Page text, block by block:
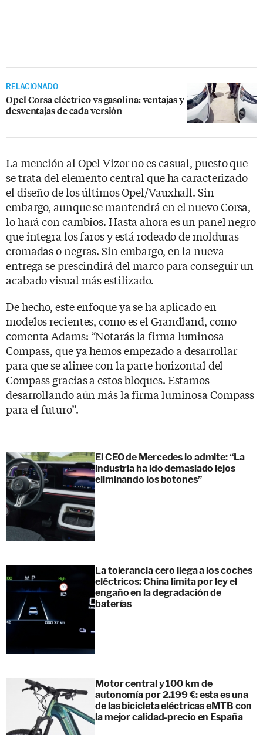
RELACIONADO
Opel Corsa eléctrico vs gasolina: ventajas y
desventajas de cada versión
La mención al Opel Vizor no es casual, puesto que
se trata del elemento central que ha caracterizado
el diseño de los últimos Opel/Vauxhall. Sin
embargo, aunque se mantendrá en el nuevo Corsa,
lo hará con cambios. Hasta ahora es un panel negro
que integra los faros y está rodeado de molduras
cromadas o negras. Sin embargo, en la nueva
entrega se prescindirá del marco para conseguir un
acabado visual más estilizado.
De hecho, este enfoque ya se ha aplicado en
modelos recientes, como es el Grandland, como
comenta Adams: “Notarás la firma luminosa
Compass, que ya hemos empezado a desarrollar
para que se alinee con la parte horizontal del
Compass gracias a estos bloques. Estamos
desarrollando aún más la firma luminosa Compass
para el futuro”.
El CEO de Mercedes lo admite: “La
industria ha ido demasiado lejos
eliminando los botones”
La tolerancia cero llega a los coches
eléctricos: China limita por ley el
engaño en la degradación de
baterías
Motor central y 100 km de
autonomía por 2.199 €: esta es una
de las bicicleta eléctricas eMTB con
la mejor calidad-precio en España